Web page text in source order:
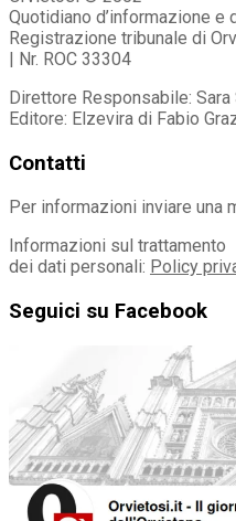
Quotidiano d’informazione e
Registrazione tribunale di
| Nr. ROC 33304
Direttore Responsabile:
Editore: Elzevira di Fabio
Contatti
Per informazioni inviare una
Informazioni sul trattamento
dei dati personali: Policy
Seguici su Facebook